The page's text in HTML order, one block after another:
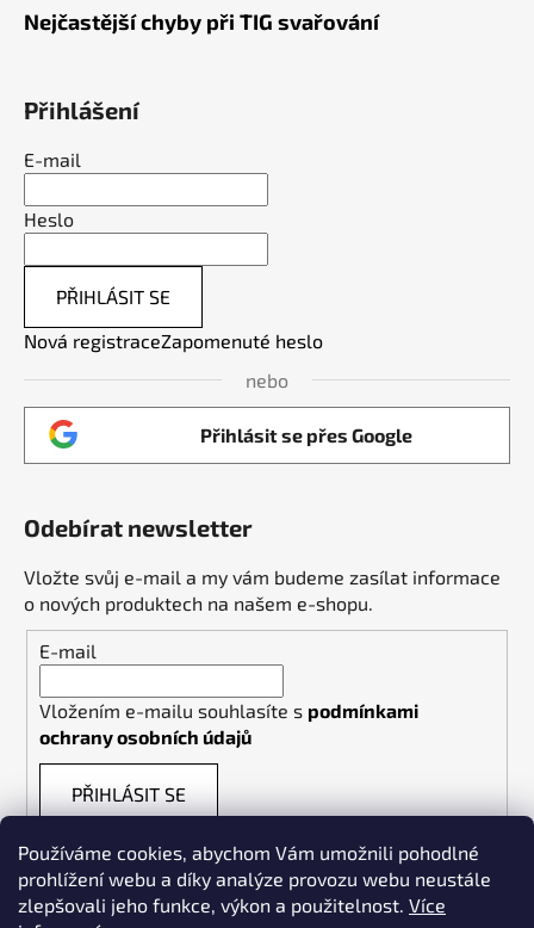
Používáme cookies, abychom Vám umožnili pohodlné
prohlížení webu a díky analýze provozu webu neustále
zlepšovali jeho funkce, výkon a použitelnost. Více
Nejčastější chyby při TIG svařování
Přihlášení
E-mail
Heslo
PŘIHLÁSIT SE
Nová registraceZapomenuté heslo
nebo
Přihlásit se přes Google
Odebírat newsletter
Vložte svůj e-mail a my vám budeme zasílat informace
o nových produktech na našem e-shopu.
E-mail
Vložením e-mailu souhlasíte s podmínkami
ochrany osobních údajů
PŘIHLÁSIT SE